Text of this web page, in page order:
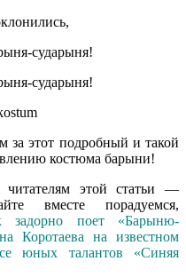
сударыня!
сударыня!
этот подробный и такой
костюма барыни!
читателям этой статьи —
вместе порадуемся,
задорно поет «Барыню-
Коротаева на известном
юных талантов «Синяя